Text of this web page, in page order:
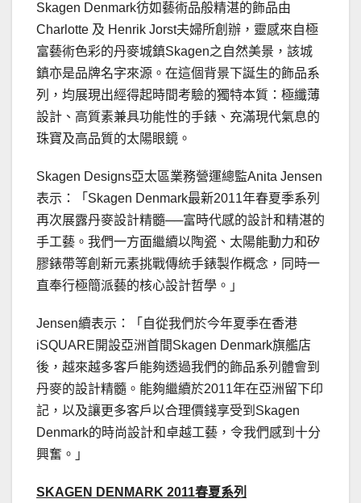
Skagen Denmark彷如藝術品般精湛的飾品由
Charlotte 及 Henrik Jorst夫婦所創辦，靈感來自極
富藝術色彩的丹麥城鎮Skagen之自然美景，該城
鎮亦是品牌名字來源。在這個背景下誕生的飾品系
列，均展現出經得起時間考驗的獨特本質：極纖薄
設計、高質素兼具功能性的手錶、充滿現代氣息的
珠寶及高品質的太陽眼鏡。
Skagen Designs亞太區業務營運總監Anita Jensen
表示：「Skagen Denmark最新2011年春夏季系列
再次展露丹麥設計精髓──富時代感的設計和精湛的
手工藝。我們一方面繼續以陶瓷、太陽能動力和矽
膠錶帶等創新元素挑戰傳統手錶製作概念，同時一
直奉行極簡派藝的核心設計哲學。」
Jensen續表示：「自從我們於今年夏季在香港
iSQUARE開設亞洲首間Skagen Denmark旗艦店
後，越來越多客戶能夠透過我們的飾品系列體會到
丹麥的設計精髓。能夠繼續於2011年在亞洲留下印
記，以及讓更多客戶以合理價錢享受到Skagen
Denmark的時尚設計和卓越工藝，令我們感到十分
興奮。」
SKAGEN DENMARK 2011春夏系列